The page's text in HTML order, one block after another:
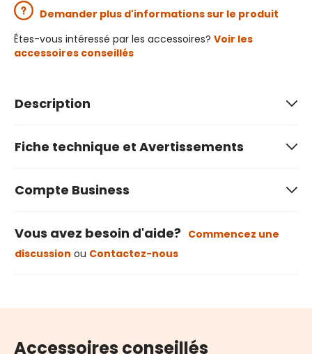
Demander plus d'informations sur le produit
Êtes-vous intéressé par les accessoires? Voir les
accessoires conseillés
Description
Fiche technique et Avertissements
Compte Business
Vous avez besoin d'aide? Commencez une
discussion ou Contactez-nous
Accessoires conseillés